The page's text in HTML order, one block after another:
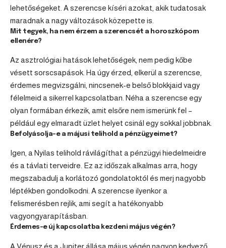
lehetőségeket. A szerencse kíséri azokat, akik tudatosak
maradnak a nagy változások közepette is.
Mit tegyek, ha nem érzem a szerencsét a horoszkópom
ellenére?
Az asztrológiai hatások lehetőségek, nem pedig kőbe
vésett sorscsapások. Ha úgy érzed, elkerül a szerencse,
érdemes megvizsgálni, nincsenek-e belső blokkjaid vagy
félelmeid a sikerrel kapcsolatban. Néha a szerencse egy
olyan formában érkezik, amit elsőre nem ismerünk fel –
például egy elmaradt üzlet helyet csinál egy sokkal jobbnak.
Befolyásolja-e a májusi telihold a pénzügyeimet?
Igen, a Nyilas telihold rávilágíthat a pénzügyi hiedelmeidre
és a távlati terveidre. Ez az időszak alkalmas arra, hogy
megszabadulj a korlátozó gondolatoktól és merj nagyobb
léptékben gondolkodni. A szerencse ilyenkor a
felismerésben rejlik, ami segít a hatékonyabb
vagyongyarapításban.
Érdemes-e új kapcsolatba kezdeni május végén?
A Vénusz és a Jupiter állása május végén nagyon kedvező